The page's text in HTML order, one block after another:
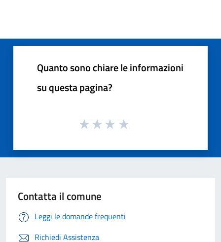
Quanto sono chiare le informazioni
su questa pagina?
Contatta il comune
Leggi le domande frequenti
Richiedi Assistenza